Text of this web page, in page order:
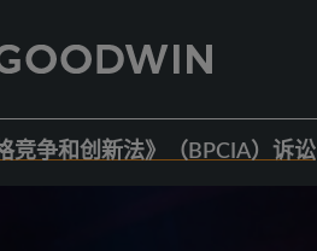
竞争和创新法》（BPCIA）诉讼